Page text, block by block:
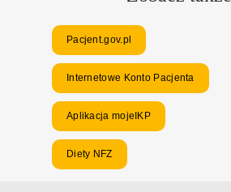
Pacjent.gov.pl
Internetowe Konto Pacjenta
Aplikacja mojeIKP
Diety NFZ